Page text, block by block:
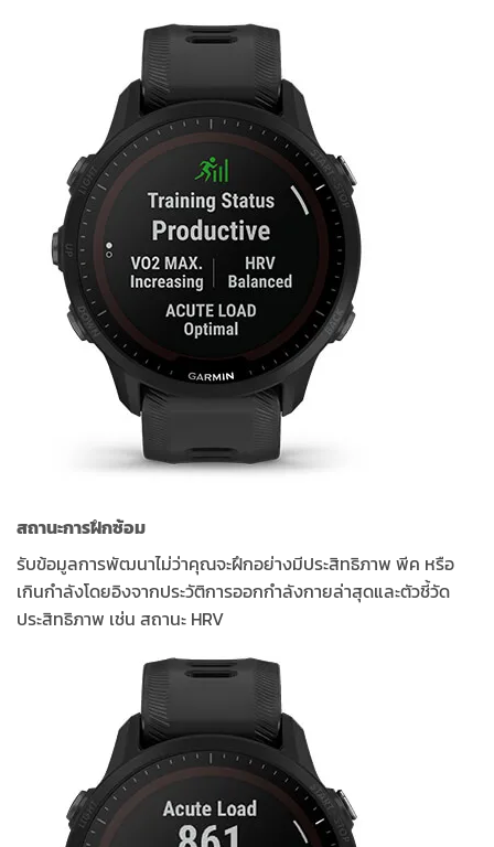
สถานะการฝึกซ้อม
รับข้อมูลการพัฒนาไม่ว่าคุณจะฝึกอย่างมีประสิทธิภาพ พีค หรือ
เกินกำลังโดยอิงจากประวัติการออกกำลังกายล่าสุดและตัวชี้วัด
ประสิทธิภาพ เช่น สถานะ HRV